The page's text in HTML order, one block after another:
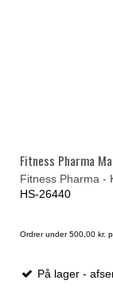
Fitness Pharma
Fitness Pharma -
HS-26440
Ordrer under 500,00 kr.
På lager -